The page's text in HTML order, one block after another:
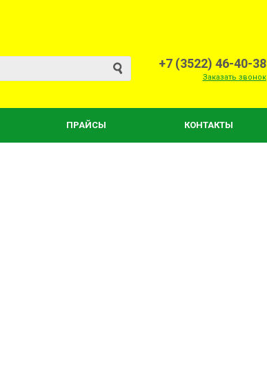
+7 (3522) 46-40-38
Заказать звонок
ПРАЙСЫ КОНТАКТЫ